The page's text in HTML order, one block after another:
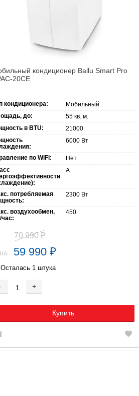
кондиционер Ballu Smart Pro
20CE
кондиционера:
Мобильный
до:
55 кв. м.
в BTU:
21000
6000 Вт
по WiFi:
Нет
А
потребляемая
2300 Вт
воздухообмен,
450
70 990 ₽
59 990 ₽
Осталась 1 штука
+
Купить